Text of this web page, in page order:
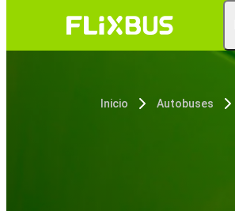
Inicio Autobuses